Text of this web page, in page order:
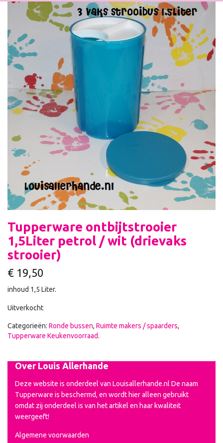
Tupperware ontbijtstrooier
1,5Liter petrol / wit (drievaks
strooier)
€ 19,50
inhoud 1,5 Liter.
Uitverkocht
Categorieën: Ronde bussen, Ruimte makers / spaarders,
Tupperware Keukenvoorraad.
Over Louis Allerhande
Deze website is onderdeel van Louisallerhande.nl De naam
Tupperware is beschermd, en wordt hier alleen gebruikt
omdat zij onderdeel is van het artikel en haar kwaliteit
weergeeft!
Algemene voorwaarden